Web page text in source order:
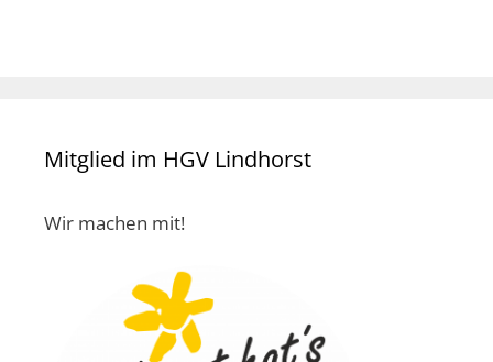
Mitglied im HGV Lindhorst
Wir machen mit!